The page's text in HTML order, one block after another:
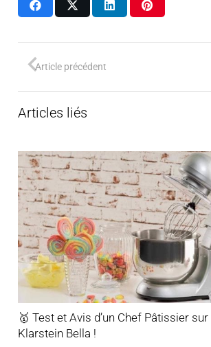
Article précédent
Articles liés
🥇 Test et Avis d’un Chef Pâtissier
Klarstein Bella !